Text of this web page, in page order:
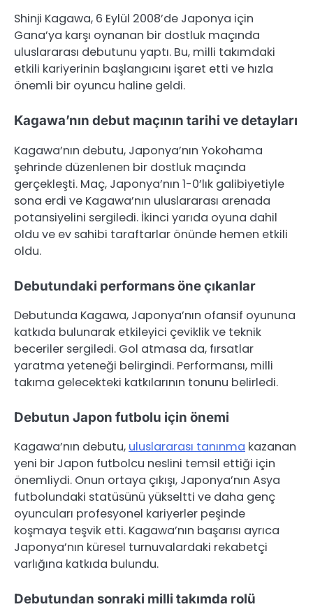
Shinji Kagawa, 6 Eylül 2008’de Japonya için
Gana’ya karşı oynanan bir dostluk maçında
uluslararası debutunu yaptı. Bu, milli takımdaki
etkili kariyerinin başlangıcını işaret etti ve hızla
önemli bir oyuncu haline geldi.
Kagawa’nın debut maçının tarihi ve detayları
Kagawa’nın debutu, Japonya’nın Yokohama
şehrinde düzenlenen bir dostluk maçında
gerçekleşti. Maç, Japonya’nın 1-0’lık galibiyetiyle
sona erdi ve Kagawa’nın uluslararası arenada
potansiyelini sergiledi. İkinci yarıda oyuna dahil
oldu ve ev sahibi taraftarlar önünde hemen etkili
oldu.
Debutundaki performans öne çıkanlar
Debutunda Kagawa, Japonya’nın ofansif oyununa
katkıda bulunarak etkileyici çeviklik ve teknik
beceriler sergiledi. Gol atmasa da, fırsatlar
yaratma yeteneği belirgindi. Performansı, milli
takıma gelecekteki katkılarının tonunu belirledi.
Debutun Japon futbolu için önemi
Kagawa’nın debutu, uluslararası tanınma kazanan
yeni bir Japon futbolcu neslini temsil ettiği için
önemliydi. Onun ortaya çıkışı, Japonya’nın Asya
futbolundaki statüsünü yükseltti ve daha genç
oyuncuları profesyonel kariyerler peşinde
koşmaya teşvik etti. Kagawa’nın başarısı ayrıca
Japonya’nın küresel turnuvalardaki rekabetçi
varlığına katkıda bulundu.
Debutundan sonraki milli takımda rolü